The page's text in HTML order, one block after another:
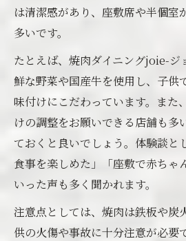
は清潔感があり、座敷席や半個室
多いです。
たとえば、焼肉ダイニングjoie-ジ
鮮な野菜や国産牛を使用し、子供
味付けにこだわっています。また
けの調整をお願いできる店舗も多
ておくと良いでしょう。体験談と
食事を楽しめた」「座敷で赤ちゃ
いった声も多く聞かれます。
注意点としては、焼肉は鉄板や炭
供の火傷や事故に十分注意が必要